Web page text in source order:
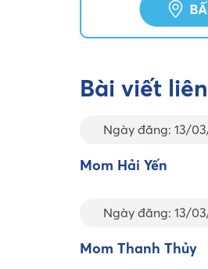
Bài viết
Ngày đăng: 13/
Mom Hải Yến
Ngày đăng: 13/
Mom Thanh Thủy